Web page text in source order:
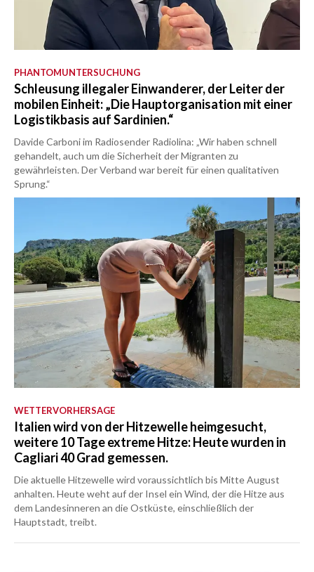
PHANTOMUNTERSUCHUNG
Schleusung illegaler Einwanderer, der Leiter der
mobilen Einheit: „Die Hauptorganisation mit einer
Logistikbasis auf Sardinien.“
Davide Carboni im Radiosender Radiolina: „Wir haben schnell
gehandelt, auch um die Sicherheit der Migranten zu
gewährleisten. Der Verband war bereit für einen qualitativen
Sprung.“
WETTERVORHERSAGE
Italien wird von der Hitzewelle heimgesucht,
weitere 10 Tage extreme Hitze: Heute wurden in
Cagliari 40 Grad gemessen.
Die aktuelle Hitzewelle wird voraussichtlich bis Mitte August
anhalten. Heute weht auf der Insel ein Wind, der die Hitze aus
dem Landesinneren an die Ostküste, einschließlich der
Hauptstadt, treibt.